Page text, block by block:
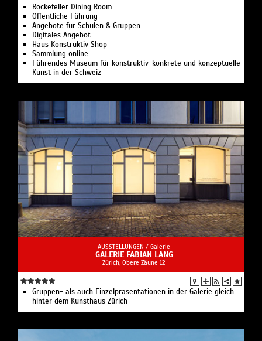
Rockefeller Dining Room
Öffentliche Führung
Angebote für Schulen & Gruppen
Digitales Angebot
Haus Konstruktiv Shop
Sammlung online
Führendes Museum für konstruktiv-konkrete und konzeptuelle
Kunst in der Schweiz
AUSSTELLUNGEN / Galerie
GALERIE FABIAN LANG
Zürich, Obere Zäune 12
Gruppen- als auch Einzelpräsentationen in der Galerie gleich
hinter dem Kunsthaus Zürich